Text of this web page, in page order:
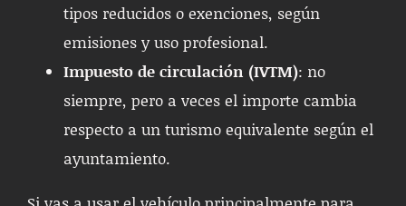
tipos reducidos o exenciones, según
emisiones y uso profesional.
Impuesto de circulación (IVTM): no
siempre, pero a veces el importe cambia
respecto a un turismo equivalente según el
ayuntamiento.